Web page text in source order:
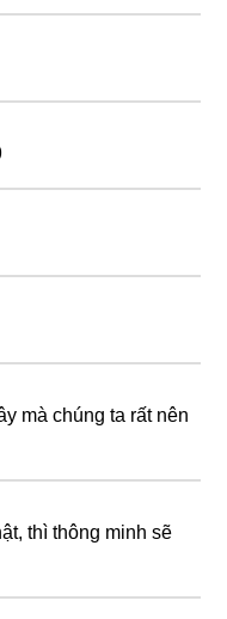
mà chúng ta rất nên
thì thông minh sẽ